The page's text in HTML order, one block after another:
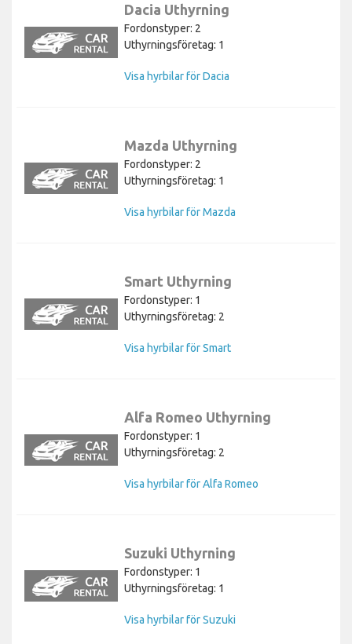
Dacia Uthyrning
Fordonstyper: 2
Uthyrningsföretag: 1
Visa hyrbilar för Dacia
Mazda Uthyrning
Fordonstyper: 2
Uthyrningsföretag: 1
Visa hyrbilar för Mazda
Smart Uthyrning
Fordonstyper: 1
Uthyrningsföretag: 2
Visa hyrbilar för Smart
Alfa Romeo Uthyrning
Fordonstyper: 1
Uthyrningsföretag: 2
Visa hyrbilar för Alfa Romeo
Suzuki Uthyrning
Fordonstyper: 1
Uthyrningsföretag: 1
Visa hyrbilar för Suzuki